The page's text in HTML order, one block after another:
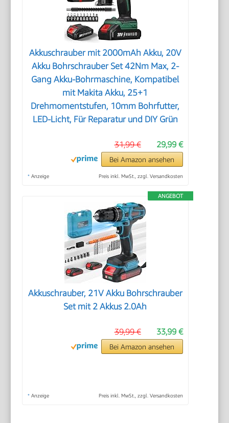
Akkuschrauber mit 2000mAh Akku, 20V
Akku Bohrschrauber Set 42Nm Max, 2-
Gang Akku-Bohrmaschine, Kompatibel
mit Makita Akku, 25+1
Drehmomentstufen, 10mm Bohrfutter,
LED-Licht, Für Reparatur und DIY Grün
29,99 €
31,99 €
Bei Amazon ansehen
* Anzeige Preis inkl. MwSt., zzgl. Versandkosten
ANGEBOT
Akkuschrauber, 21V Akku Bohrschrauber
Set mit 2 Akkus 2.0Ah
33,99 €
39,99 €
Bei Amazon ansehen
* Anzeige Preis inkl. MwSt., zzgl. Versandkosten